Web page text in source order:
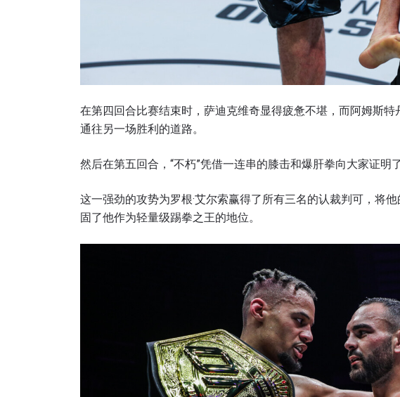
在第四回合比赛结束时，萨迪克维奇显得疲惫不堪，而阿姆斯
通往另一场胜利的道路。
然后在第五回合，“不朽”凭借一连串的膝击和爆肝拳向大家证明
这一强劲的攻势为罗根·艾尔索赢得了所有三名的认裁判可，将
固了他作为轻量级踢拳之王的地位。
浏览了解更
福利以及优先机遇获
提交此表格签署弹出免
集、使用和披露